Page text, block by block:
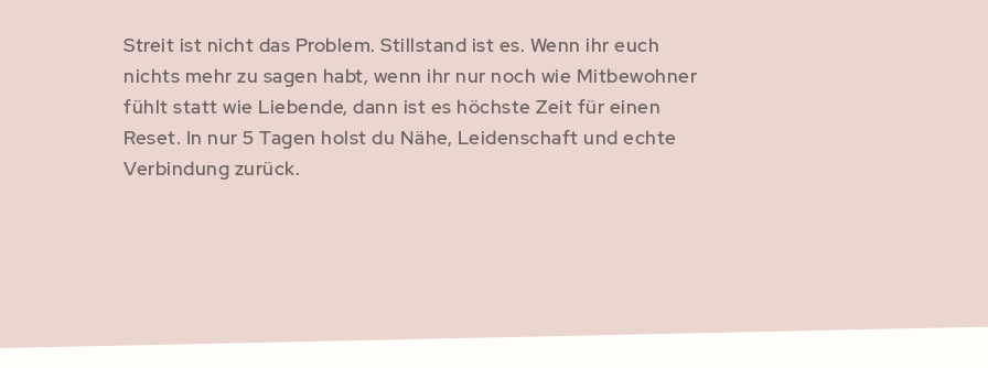
Streit ist nicht das Problem. Stillstand ist es. Wenn ihr euch
nichts mehr zu sagen habt, wenn ihr nur noch wie Mitbewohner
fühlt statt wie Liebende, dann ist es höchste Zeit für einen
Reset. In nur 5 Tagen holst du Nähe, Leidenschaft und echte
Verbindung zurück.